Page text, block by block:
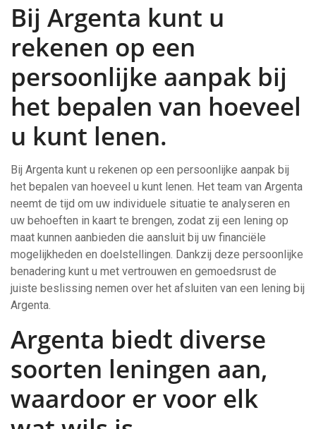
Bij Argenta kunt u
rekenen op een
persoonlijke aanpak bij
het bepalen van hoeveel
u kunt lenen.
Bij Argenta kunt u rekenen op een persoonlijke aanpak bij
het bepalen van hoeveel u kunt lenen. Het team van Argenta
neemt de tijd om uw individuele situatie te analyseren en
uw behoeften in kaart te brengen, zodat zij een lening op
maat kunnen aanbieden die aansluit bij uw financiële
mogelijkheden en doelstellingen. Dankzij deze persoonlijke
benadering kunt u met vertrouwen en gemoedsrust de
juiste beslissing nemen over het afsluiten van een lening bij
Argenta.
Argenta biedt diverse
soorten leningen aan,
waardoor er voor elk